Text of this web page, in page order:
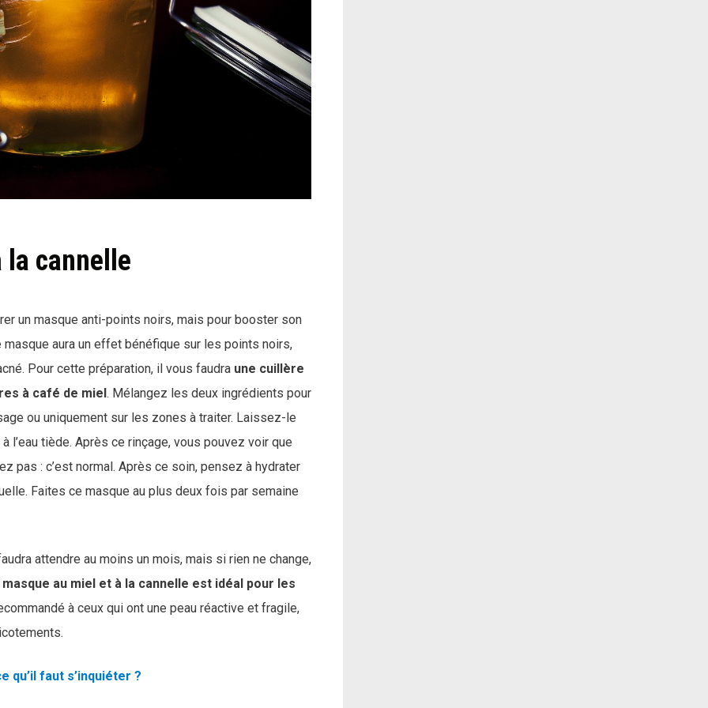
la cannelle
un masque anti-points noirs, mais pour booster son
aura un effet bénéfique sur les points noirs,
Pour cette préparation, il vous faudra une cuillère
à café de miel. Mélangez les deux ingrédients pour
ou uniquement sur les zones à traiter. Laissez-le
l’eau tiède. Après ce rinçage, vous pouvez voir que
pas : c’est normal. Après ce soin, pensez à hydrater
Faites ce masque au plus deux fois par semaine
attendre au moins un mois, mais si rien ne change,
masque au miel et à la cannelle est idéal pour les
à ceux qui ont une peau réactive et fragile,
qu’il faut s’inquiéter ?